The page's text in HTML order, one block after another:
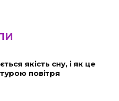
якість сну, і як це
повітря